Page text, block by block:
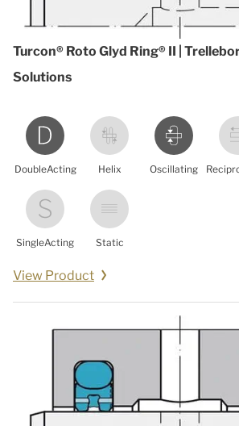
Turcon® Roto Glyd Ring® II |
Solutions
DoubleActing Helix Oscillating
SingleActing Static
View Product